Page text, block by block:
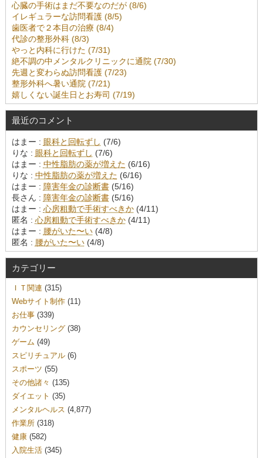
心臓の手術はまだ不要なのだが (8/6)
イレギュラーな訪問看護 (8/5)
歯医者で２本目の治療 (8/4)
代診の整形外科 (8/3)
やっと内科に行けた (7/31)
絶不調の中メンタルクリニックに通院 (7/30)
先週と変わらぬ訪問看護 (7/23)
整形外科へ暑い通院 (7/21)
嬉しくない誕生日とお寿司 (7/19)
最近のコメント
はまー : 眼科と回転ずし (7/6)
りな : 眼科と回転ずし (7/6)
はまー : 中性脂肪の薬が増えた (6/16)
りな : 中性脂肪の薬が増えた (6/16)
はまー : 障害年金の診断書(5/16)
長さん : 障害年金の診断書(5/16)
はまー : 心房粗動で手術すべきか(4/11)
匿名 : 心房粗動で手術すべきか(4/11)
はまー : 腰がいた〜い(4/8)
匿名 : 腰がいた〜い(4/8)
カテゴリー
ＩＴ関連 (315)
Webサイト制作(11)
お仕事(339)
カウンセリング(38)
ゲーム (49)
スピリチュアル(6)
スポーツ (55)
その他諸々 (135)
ダイエット (35)
メンタルヘルス (4,877)
作業所(318)
健康(582)
入院生活(345)